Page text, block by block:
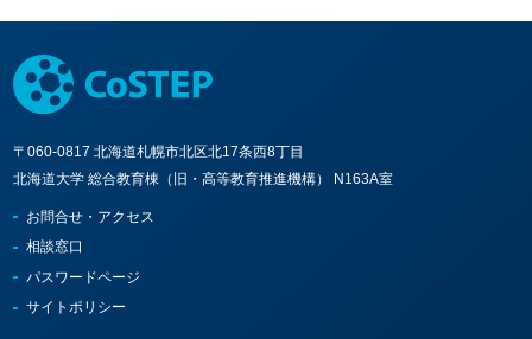
〒060-0817 北海道札幌市北区北17条西8丁目
北海道大学 総合教育棟（旧・高等教育推進機構） N163A室
お問合せ・アクセス
相談窓口
パスワードページ
サイトポリシー